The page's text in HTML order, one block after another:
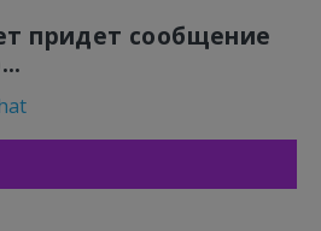
придет сообщение